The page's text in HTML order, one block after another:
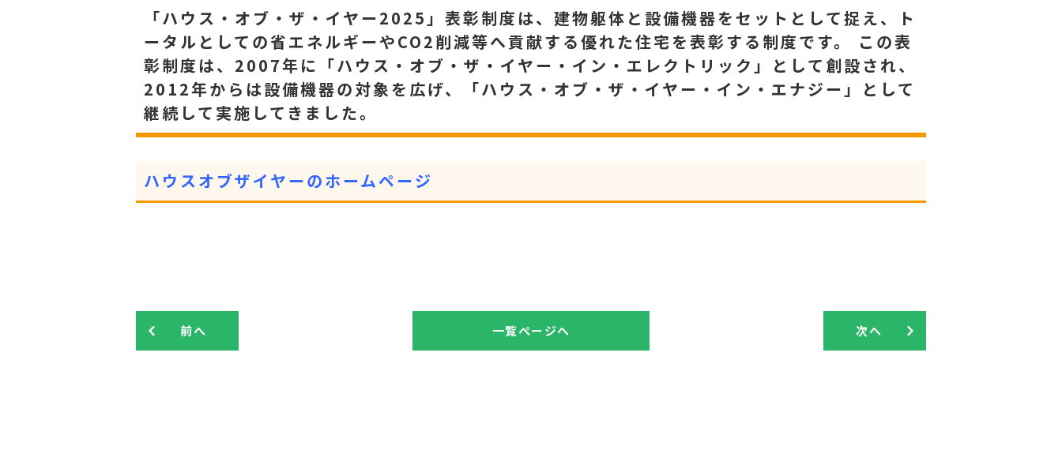
「ハウス・オブ・ザ・イヤー2025」表彰制度は、建物躯体と設備機器をセットとして捉え、ト
ータルとしての省エネルギーやCO2削減等へ貢献する優れた住宅を表彰する制度です。 この表
彰制度は、2007年に「ハウス・オブ・ザ・イヤー・イン・エレクトリック」として創設され、
2012年からは設備機器の対象を広げ、「ハウス・オブ・ザ・イヤー・イン・エナジー」として
継続して実施してきました。
ハウスオブザイヤーのホームページ
前へ 一覧ページへ 次へ